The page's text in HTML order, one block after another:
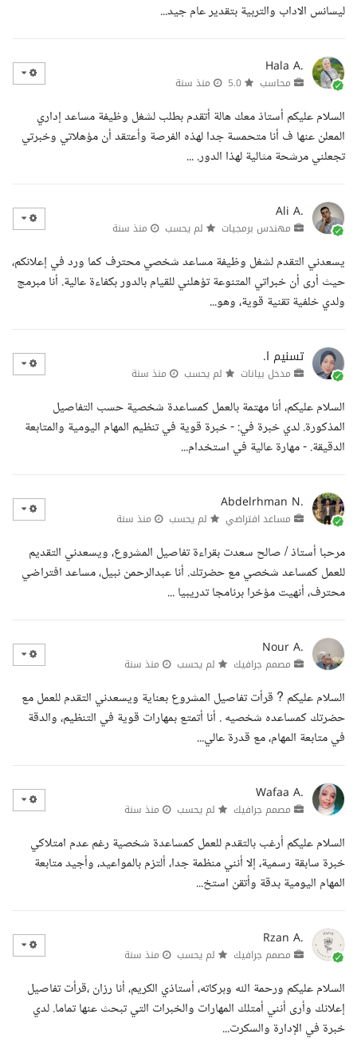
ليسانس الاداب والتربية بتقدير عام جيد...
Hala A.
محاسب منذ سنة
السلام عليكم أستاذ معك هالة أتقدم بطلب لشغل وظيفة مساعد إداري
المعلن عنها ف أنا متحمسة جدا لهذه الفرصة وأعتقد أن مؤهلاتي وخبرتي
تجعلني مرشحة مثالية لهذا الدور. ...
Ali A.
مهندس برمجيات لم يحسب منذ سنة
يسعدني التقدم لشغل وظيفة مساعد شخصي محترف كما ورد في إعلانكم،
حيث أرى أن خبراتي المتنوعة تؤهلني للقيام بالدور بكفاءة عالية. أنا مبرمج
ولدي خلفية تقنية قوية، وهو...
تسنيم ا.
مدخل بيانات لم يحسب منذ سنة
السلام عليكم، أنا مهتمة بالعمل كمساعدة شخصية حسب التفاصيل
المذكورة. لدي خبرة في: - خبرة قوية في تنظيم المهام اليومية والمتابعة
الدقيقة. - مهارة عالية في استخدام...
Abdelrhman N.
مساعد افتراضي لم يحسب منذ سنة
مرحبا أستاذ / صالح سعدت بقراءة تفاصيل المشروع، ويسعدني التقديم
للعمل كمساعد شخصي مع حضرتك. أنا عبدالرحمن نبيل، مساعد افتراضي
محترف، أنهيت مؤخرا برنامجا تدريبيا ...
Nour A.
مصمم جرافيك لم يحسب منذ سنة
السلام عليكم ? قرأت تفاصيل المشروع بعناية ويسعدني التقدم للعمل مع
حضرتك كمساعده شخصيه . أنا أتمتع بمهارات قوية في التنظيم، والدقة
في متابعة المهام، مع قدرة عالي...
Wafaa A.
مصمم جرافيك لم يحسب منذ سنة
السلام عليكم أرغب بالتقدم للعمل كمساعدة شخصية رغم عدم امتلاكي
خبرة سابقة رسمية، إلا أنني منظمة جدا، ألتزم بالمواعيد، وأجيد متابعة
المهام اليومية بدقة وأتقن استخ...
Rzan A.
مصمم جرافيك لم يحسب منذ سنة
السلام عليكم ورحمة الله وبركاته، أستاذي الكريم، أنا رزان ،قرأت تفاصيل
إعلانك وأرى أنني أمتلك المهارات والخبرات التي تبحث عنها تماما. لدي
خبرة في الإدارة والسكرت...